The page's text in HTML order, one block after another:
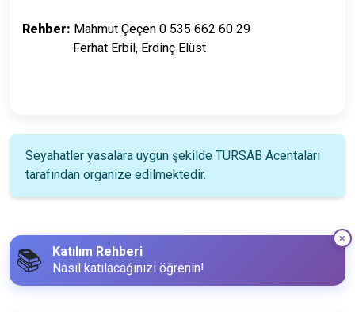
Rehber: Mahmut Çeçen 0 535 662 60 29
Ferhat Erbil, Erdinç Elüst
Seyahatler yasalara uygun şekilde TURSAB Acentaları
tarafından organize edilmektedir.
📚
Katılım Rehberi
Nasıl katılacağınızı öğrenin!